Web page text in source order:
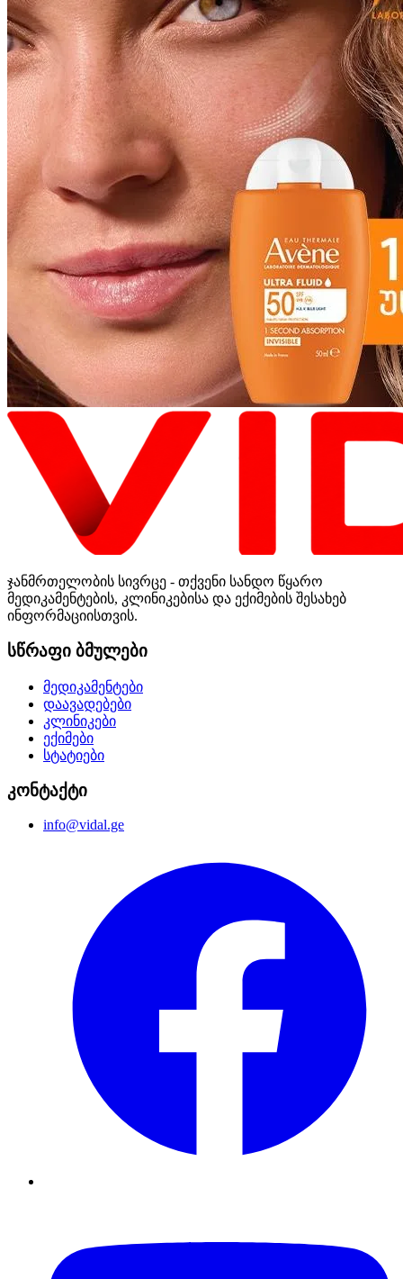
ჯანმრთელობის სივრცე - თქვენი სანდო წყარო
მედიკამენტების, კლინიკებისა და ექიმების შესახებ
ინფორმაციისთვის.
სწრაფი ბმულები
მედიკამენტები
დაავადებები
კლინიკები
ექიმები
სტატიები
კონტაქტი
info@vidal.ge